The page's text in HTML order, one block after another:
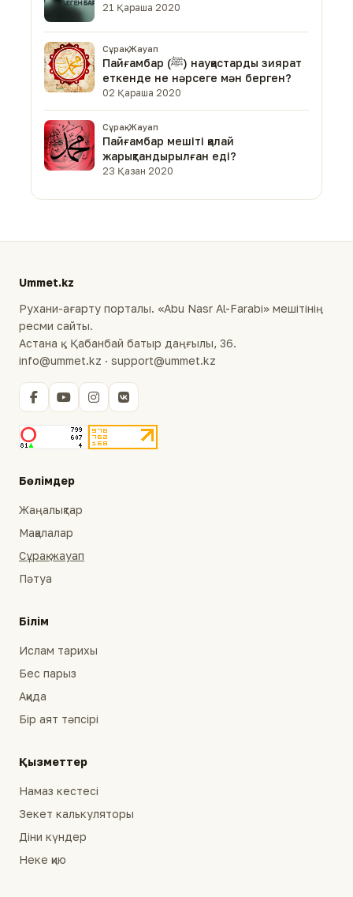
21 Қараша 2020
Сұрақ-Жауап
Пайғамбар (ﷺ) науқастарды зиярат
еткенде не нәрсеге мән берген?
02 Қараша 2020
Сұрақ-Жауап
Пайғамбар мешіті қалай
жарықтандырылған еді?
23 Қазан 2020
Ummet.kz
Рухани-ағарту порталы. «Abu Nasr Al-Farabi» мешітінің
ресми сайты.
Астана қ., Қабанбай батыр даңғылы, 36.
info@ummet.kz · support@ummet.kz
Бөлімдер
Жаңалықтар
Мақалалар
Сұрақ-жауап
Пәтуа
Білім
Ислам тарихы
Бес парыз
Ақида
Бір аят тәпсірі
Қызметтер
Намаз кестесі
Зекет калькуляторы
Діни күндер
Неке қию